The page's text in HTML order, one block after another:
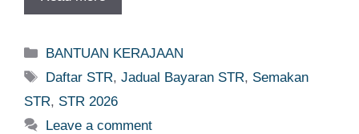
Categories
BANTUAN KERAJAAN
Tags
Daftar STR,Jadual Bayaran STR, Semakan
STR, STR 2026
Leave a comment